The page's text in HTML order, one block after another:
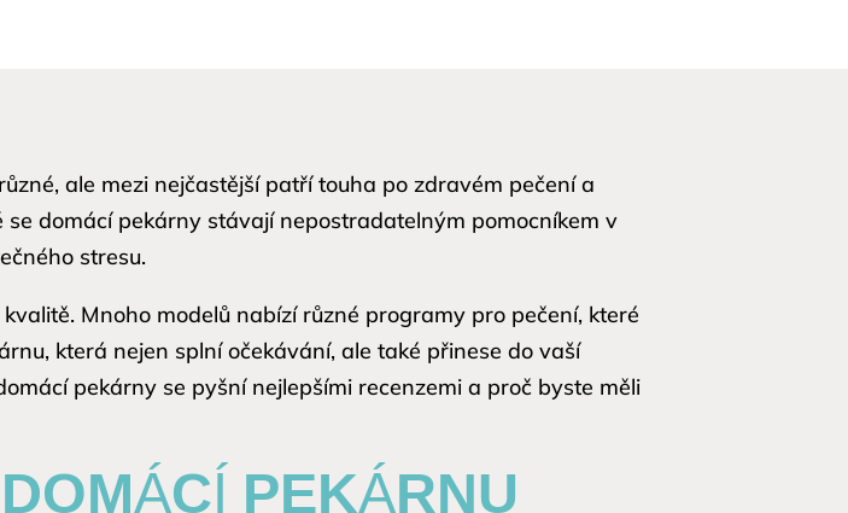
ale mezi nejčastější patří touha po zdravém pečení a
domácí pekárny stávají nepostradatelným pomocníkem v
stresu.
Mnoho modelů nabízí různé programy pro pečení, které
která nejen splní očekávání, ale také přinese do vaší
pekárny se pyšní nejlepšími recenzemi a proč byste měli